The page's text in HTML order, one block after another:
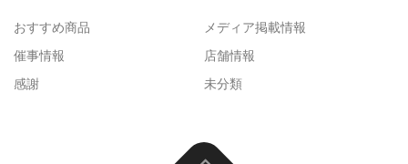
おすすめ商品
メディア掲載情報
催事情報
店舗情報
感謝
未分類